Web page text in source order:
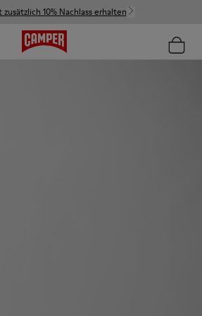
zusätzlich 10% Nachlass erhalten